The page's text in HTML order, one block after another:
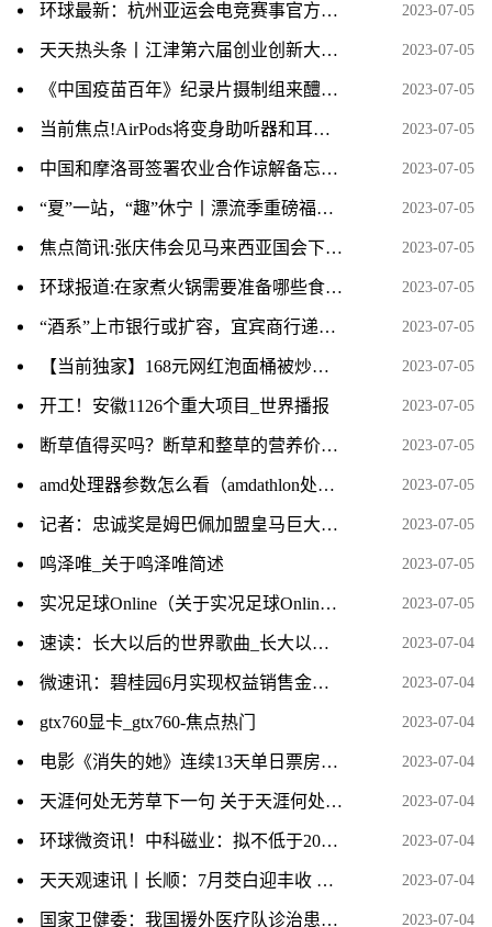
环球最新：杭州亚运会电竞赛事官方用机 iQOO 11S 正式发布 2023-07-05
天天热头条丨江津第六届创业创新大赛复赛举行 15个项目胜出 2023-07-05
《中国疫苗百年》纪录片摄制组来醴取材 环球时快讯 2023-07-05
当前焦点!AirPods将变身助听器和耳温枪！下一代改为USB-C接口 2023-07-05
中国和摩洛哥签署农业合作谅解备忘录-世界观热点 2023-07-05
“夏”一站，“趣”休宁丨漂流季重磅福利来袭！冲冲冲！-世界热议 2023-07-05
焦点简讯:张庆伟会见马来西亚国会下议院副议长刘强燕一行 2023-07-05
环球报道:在家煮火锅需要准备哪些食材清单 2023-07-05
“酒系”上市银行或扩容，宜宾商行递表港交所 2023-07-05
【当前独家】168元网红泡面桶被炒至千元，深圳市监局回应 2023-07-05
开工！安徽1126个重大项目_世界播报 2023-07-05
断草值得买吗？断草和整草的营养价值一样吗？_世界热点评 2023-07-05
amd处理器参数怎么看（amdathlon处理器怎么看型号） 2023-07-05
记者：忠诚奖是姆巴佩加盟皇马巨大阻碍 皇马不会付忠诚奖+宁愿等|世界热门 2023-07-05
鸣泽唯_关于鸣泽唯简述 2023-07-05
实况足球Online（关于实况足球Online介绍）|环球快讯 2023-07-05
速读：长大以后的世界歌曲_长大以后的世界 2023-07-04
微速讯：碧桂园6月实现权益销售金额160亿元 2023-07-04
gtx760显卡_gtx760-焦点热门 2023-07-04
电影《消失的她》连续13天单日票房破亿 每日信息 2023-07-04
天涯何处无芳草下一句 关于天涯何处无芳草下一句的介绍 热点在线 2023-07-04
环球微资讯！中科磁业：拟不低于20亿元投建高性能钕铁硼、节能电机磁瓦及粘结磁项目 2023-07-04
天天观速讯丨长顺：7月茭白迎丰收 探索种植新模式 2023-07-04
国家卫健委：我国援外医疗队诊治患者近3亿人次 2023-07-04